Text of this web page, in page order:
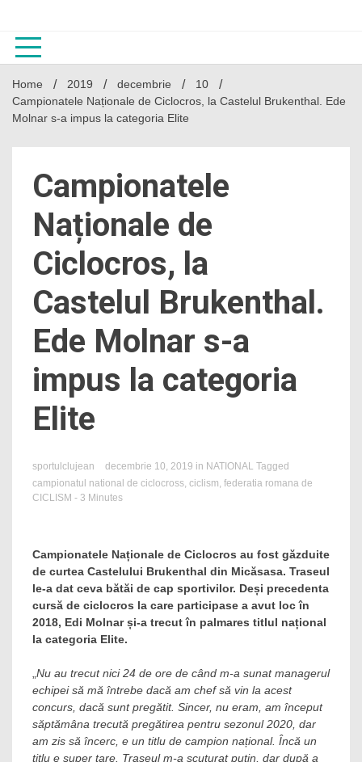
content
Home 2019 decembrie
10
Campionatele Naționale de Ciclocros, la Castelul Brukenthal. Ede
Molnar s-a impus la categoria Elite
Campionatele
Naționale de
Ciclocros, la
Castelul Brukenthal.
Ede Molnar s-a
impus la categoria
Elite
sportulclujean decembrie 10, 2019 in NATIONAL Tagged
campionatul national de ciclocross, ciclism, federatia romana de
CICLISM - 3 Minutes
Campionatele Naționale de Ciclocros au fost găzduite
de curtea Castelului Brukenthal din Micăsasa. Traseul
le-a dat ceva bătăi de cap sportivilor. Deși precedenta
cursă de ciclocros la care participase a avut loc în
2018, Edi Molnar și-a trecut în palmares titlul național
la categoria Elite.
Nu au trecut nici 24 de ore de când m-a sunat managerul
echipei să mă întrebe dacă am chef să vin la acest
concurs, dacă sunt pregătit. Sincer, nu eram, am început
săptămâna trecută pregătirea pentru sezonul 2020, dar
am zis să încerc, e un titlu de campion național. Încă un
titlu e super tare. Traseul m-a scuturat puțin, dar după a